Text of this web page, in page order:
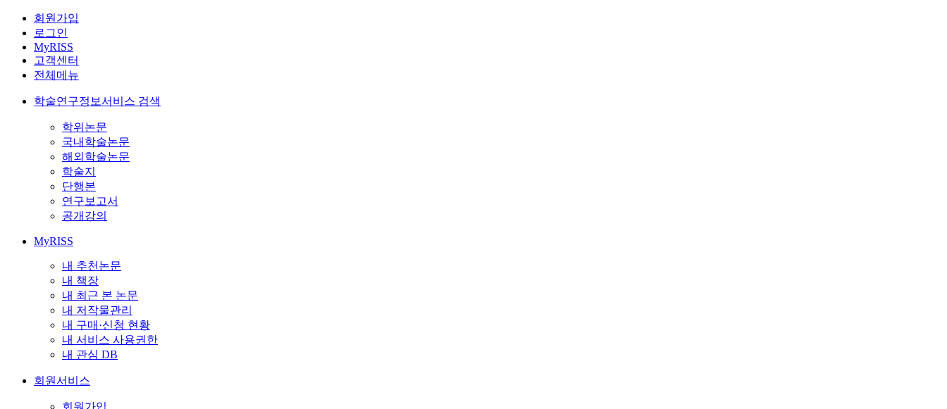
회원가입
로그인
MyRISS
고객센터
전체메뉴
학술연구정보서비스 검색
학위논문
국내학술논문
해외학술논문
학술지
단행본
연구보고서
공개강의
MyRISS
내 추천논문
내 책장
내 최근 본 논문
내 저작물관리
내 구매·신청 현황
내 서비스 사용권한
내 관심 DB
회원서비스
회원가입